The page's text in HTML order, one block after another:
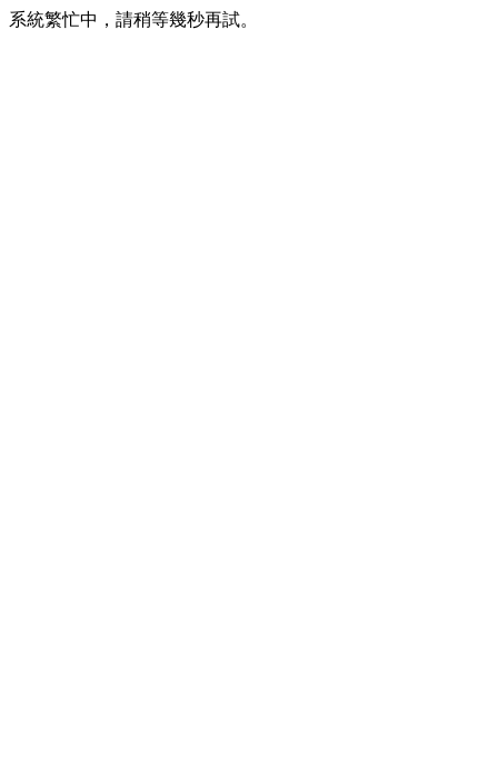
系統繁忙中，請稍等幾秒再試。